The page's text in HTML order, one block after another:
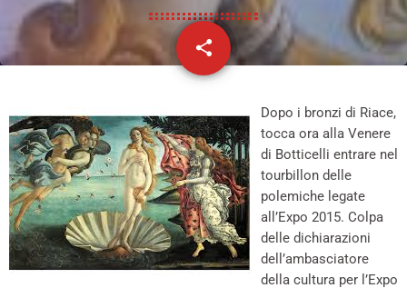
share
email
Dopo i bronzi di Riace,
tocca ora alla Venere
di Botticelli entrare nel
tourbillon delle
polemiche legate
all’Expo 2015. Colpa
delle dichiarazioni
dell’ambasciatore
della cultura per l’Expo